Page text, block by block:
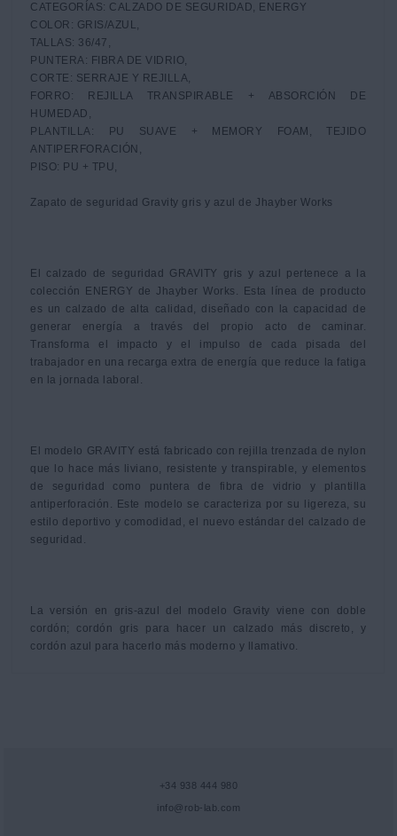
CATEGORÍAS: CALZADO DE SEGURIDAD, ENERGY
COLOR: GRIS/AZUL,
TALLAS: 36/47,
PUNTERA: FIBRA DE VIDRIO,
CORTE: SERRAJE Y REJILLA,
FORRO: REJILLA TRANSPIRABLE + ABSORCIÓN DE
HUMEDAD,
PLANTILLA: PU SUAVE + MEMORY FOAM, TEJIDO
ANTIPERFORACIÓN,
PISO: PU + TPU,
Zapato de seguridad Gravity gris y azul de Jhayber Works
El calzado de seguridad GRAVITY gris y azul pertenece a la
colección ENERGY de Jhayber Works. Esta línea de producto
es un calzado de alta calidad, diseñado con la capacidad de
generar energía a través del propio acto de caminar.
Transforma el impacto y el impulso de cada pisada del
trabajador en una recarga extra de energía que reduce la fatiga
en la jornada laboral.
El modelo GRAVITY está fabricado con rejilla trenzada de nylon
que lo hace más liviano, resistente y transpirable, y elementos
de seguridad como puntera de fibra de vidrio y plantilla
antiperforación. Este modelo se caracteriza por su ligereza, su
estilo deportivo y comodidad, el nuevo estándar del calzado de
seguridad.
La versión en gris-azul del modelo Gravity viene con doble
cordón; cordón gris para hacer un calzado más discreto, y
cordón azul para hacerlo más moderno y llamativo.
+34 938 444 980
info@rob-lab.com